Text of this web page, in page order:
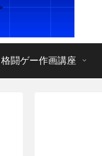
格闘ゲー作画講座